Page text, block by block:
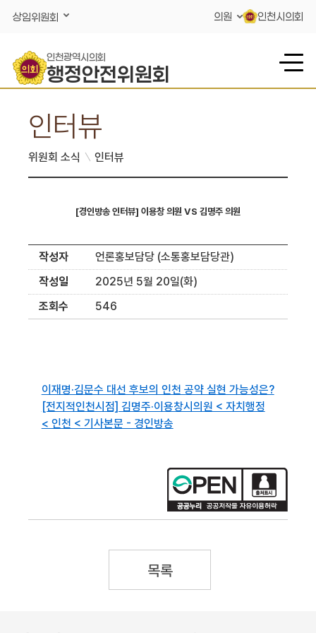
상임위원회 의원 인천시의회
인천광역시의회
행정안전위원회
인터뷰
위원회 소식 인터뷰
[경인방송 인터뷰] 이용창 의원 VS 김명주 의원
작성자
언론홍보담당 (소통홍보담당관)
작성일
2025년 5월 20일(화)
조회수
546
이재명·김문수 대선 후보의 인천 공약 실현 가능성은?
[전지적인천시점] 김명주·이용창시의원 < 자치행정
< 인천 < 기사본문 - 경인방송
목록